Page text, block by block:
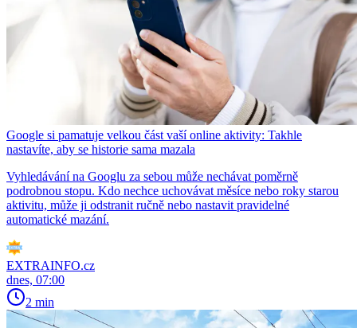
Google si pamatuje velkou část vaší online aktivity: Takhle
nastavíte, aby se historie sama mazala
Vyhledávání na Googlu za sebou může nechávat poměrně
podrobnou stopu. Kdo nechce uchovávat měsíce nebo roky starou
aktivitu, může ji odstranit ručně nebo nastavit pravidelné
automatické mazání.
EXTRAINFO.cz
dnes, 07:00
2 min